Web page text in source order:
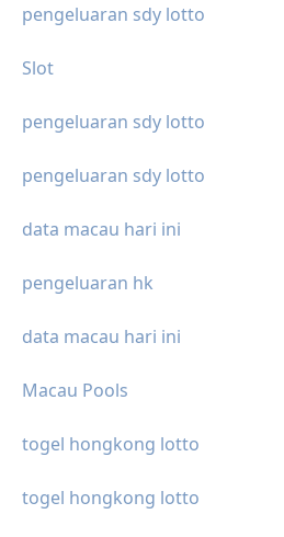
pengeluaran sdy lotto
Slot
pengeluaran sdy lotto
pengeluaran sdy lotto
data macau hari ini
pengeluaran hk
data macau hari ini
Macau Pools
togel hongkong lotto
togel hongkong lotto